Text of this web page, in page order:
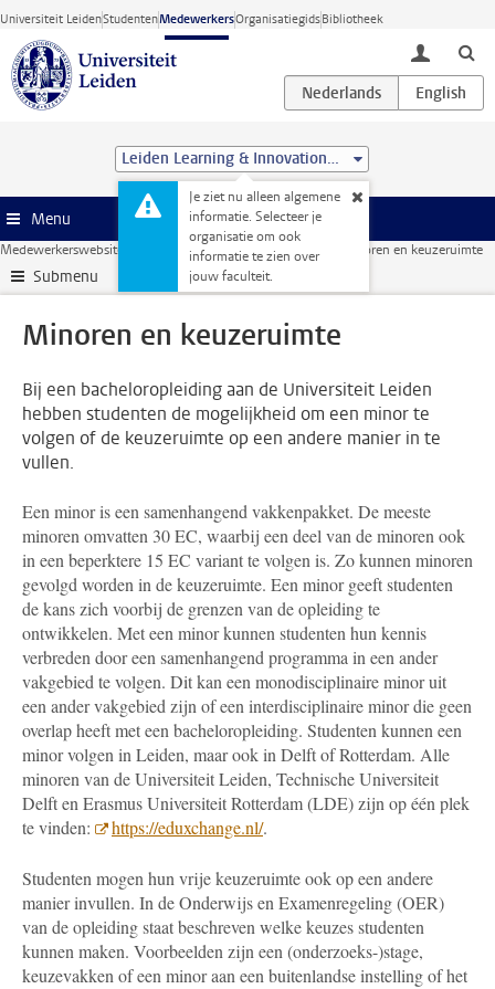
Ga direct naar de inhoud
Universiteit LeidenStudentenMedewerkersOrganisatiegidsBibliotheek
toggle
Leiden Learning & Innovation Centre
Je ziet nu alleen algemene
informatie. Selecteer je
organisatie om ook
informatie te zien over
jouw faculteit.
Menu
Medewerkerswebsite Onderwijs Regelgeving onderwijs Minoren en keuzeruimte
Submenu
Minoren en keuzeruimte
Bij een bacheloropleiding aan de Universiteit Leiden
hebben studenten de mogelijkheid om een minor te
volgen of de keuzeruimte op een andere manier in te
vullen.
Een minor is een samenhangend vakkenpakket. De meeste
minoren omvatten 30 EC, waarbij een deel van de minoren ook
in een beperktere 15 EC variant te volgen is. Zo kunnen minoren
gevolgd worden in de keuzeruimte. Een minor geeft studenten
de kans zich voorbij de grenzen van de opleiding te
ontwikkelen. Met een minor kunnen studenten hun kennis
verbreden door een samenhangend programma in een ander
vakgebied te volgen. Dit kan een monodisciplinaire minor uit
een ander vakgebied zijn of een interdisciplinaire minor die geen
overlap heeft met een bacheloropleiding. Studenten kunnen een
minor volgen in Leiden, maar ook in Delft of Rotterdam. Alle
minoren van de Universiteit Leiden, Technische Universiteit
Delft en Erasmus Universiteit Rotterdam (LDE) zijn op één plek
te vinden:
https://eduxchange.nl/.
Studenten mogen hun vrije keuzeruimte ook op een andere
manier invullen. In de Onderwijs en Examenregeling (OER)
van de opleiding staat beschreven welke keuzes studenten
kunnen maken. Voorbeelden zijn een (onderzoeks-)stage,
keuzevakken of een minor aan een buitenlandse instelling of het